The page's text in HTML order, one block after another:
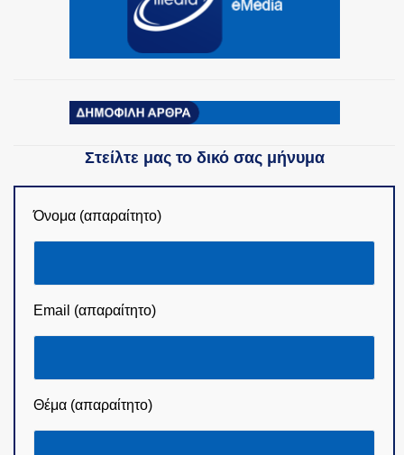
Στείλτε μας το δικό σας μήνυμα
Όνομα (απαραίτητο)
Email (απαραίτητο)
Θέμα (απαραίτητο)